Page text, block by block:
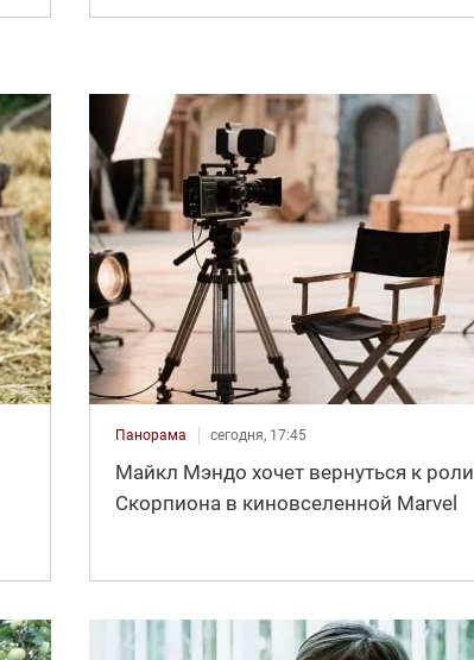
Панорама сегодня, 17:45
Майкл Мэндо хочет вернуться к роли
Скорпиона в киновселенной Marvel